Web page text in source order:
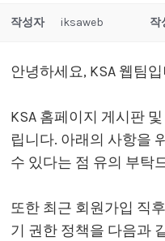
작성자 iksaweb 작
안녕하세요, KSA 웹팀
KSA 홈페이지 게시판
립니다. 아래의 사항을
수 있다는 점 유의 부탁
또한 최근 회원가입 직
기 권한 정책을 다음과